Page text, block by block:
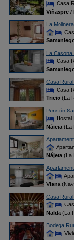
Casa
Viñaspre /
La
La Casona
Casa
Casa
Casa
Tricio(La
Pensión
Hostal
Nájera(La
Nájera(La
Viana
Casa
Nalda(La
Bodega